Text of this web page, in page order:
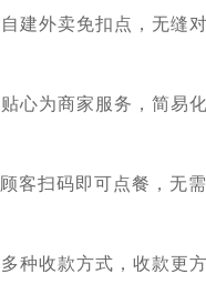
自建外卖免扣点，无缝
贴心为商家服务，简易
顾客扫码即可点餐，无
多种收款方式，收款更